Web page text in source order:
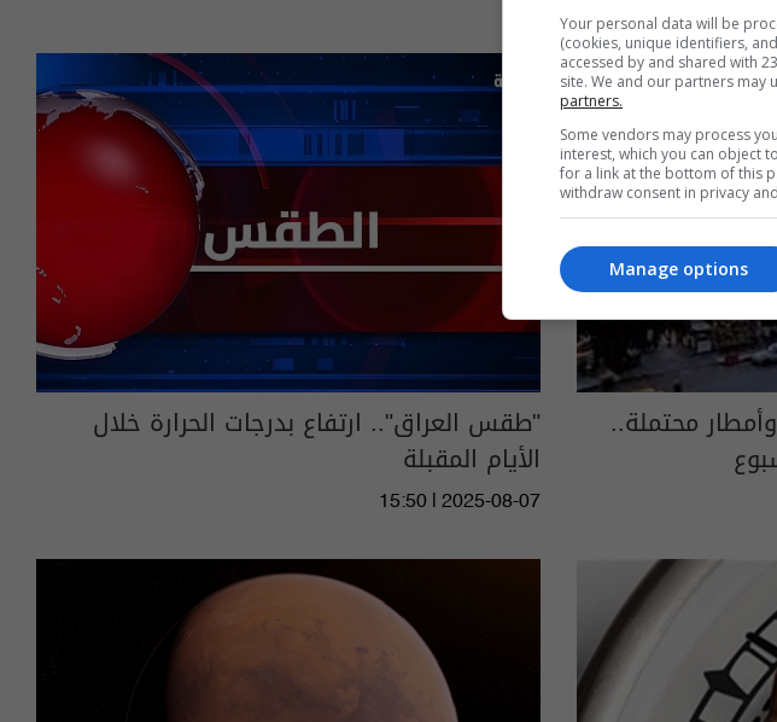
محتملة.. "طقس العراق".. ارتفاع بدرجات الحرارة خلال
الأيام المقبلة
15:50 | 2025-08-07
Your personal data will be
(cookies, unique identifiers,
accessed by and shared with
site. We and our partners may
partners.
Some vendors may process
interest, which you can object
for a link at the bottom of this
withdraw consent in privacy
Manage options